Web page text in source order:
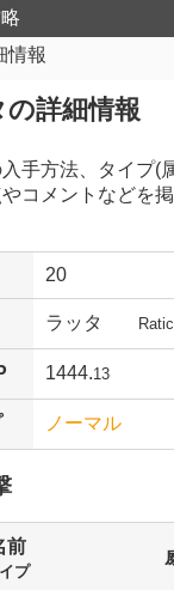
情報
の詳細情報
手方法、タイプ(
コメントなどを
20
ラッタ
1444.13
ノーマル
前
プ